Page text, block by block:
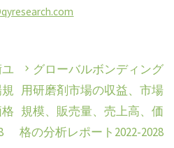
グローバルボンディング
用研磨剤市場の収益、市場
規模、販売量、売上高、価
格の分析レポート2022-2028